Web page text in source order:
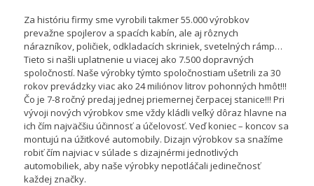
Za históriu firmy sme vyrobili takmer 55.000 výrobkov
prevažne spojlerov a spacích kabín, ale aj rôznych
nárazníkov, poličiek, odkladacích skriniek, svetelných rámp…
Tieto si našli uplatnenie u viacej ako 7.500 dopravných
spoločností. Naše výrobky týmto spoločnostiam ušetrili za 30
rokov prevádzky viac ako 24 miliónov litrov pohonných hmôt!!!
Čo je 7-8 ročný predaj jednej priemernej čerpacej stanice!!! Pri
vývoji nových výrobkov sme vždy kládli veľký dôraz hlavne na
ich čím najväčšiu účinnosť a účelovosť. Veď koniec – koncov sa
montujú na úžitkové automobily. Dizajn výrobkov sa snažíme
robiť čím najviac v súlade s dizajnérmi jednotlivých
automobiliek, aby naše výrobky nepotláčali jedinečnosť
každej značky.